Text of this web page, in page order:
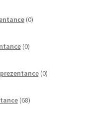
0izdelkov
0izdelkov
0izdelkov
68izdelkov